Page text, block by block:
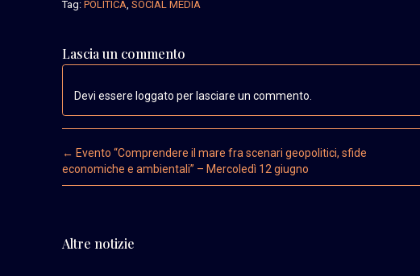
Tag: POLITICA SOCIAL MEDIA
Lascia un commento
Devi essere loggato per lasciare un commento.
Post navigation
← Evento “Comprendere il mare fra scenari geopolitici, sfide
economiche e ambientali” – Mercoledì 12 giugno
Altre notizie